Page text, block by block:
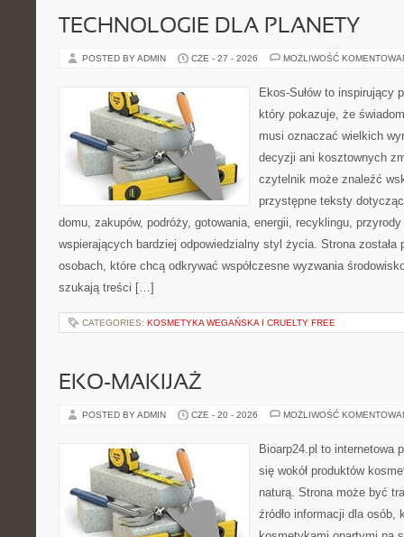
TECHNOLOGIE DLA PLANETY
POSTED BY ADMIN CZE - 27 - 2026 MOŻLIWOŚĆ
Ekos-Sułów to inspirujący
który pokazuje, że
musi oznaczać wielkich
decyzji ani kosztownych
czytelnik może znaleźć
przystępne teksty
domu, zakupów, podróży, gotowania, energii, recyklingu,
wspierających bardziej odpowiedzialny styl życia. Strona została
osobach, które chcą odkrywać współczesne wyzwania
szukają treści […]
CATEGORIES: KOSMETYKA WEGAŃSKA I CRUELTY FREE
EKO-MAKIJAŻ
POSTED BY ADMIN CZE - 20 - 2026 MOŻLIWOŚĆ
Bioarp24.pl to internetowa
się wokół produktów
naturą. Strona może być
źródło informacji dla osób,